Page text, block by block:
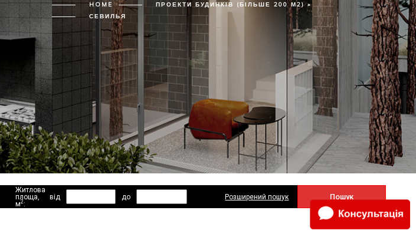
HOME
ПРОЕКТИ БУДИНКІВ (БІЛЬШЕ 200 М2) »
СЕВИЛЬЯ
Житлова
площа,
м2:
від до Пошук
Розширений пошук